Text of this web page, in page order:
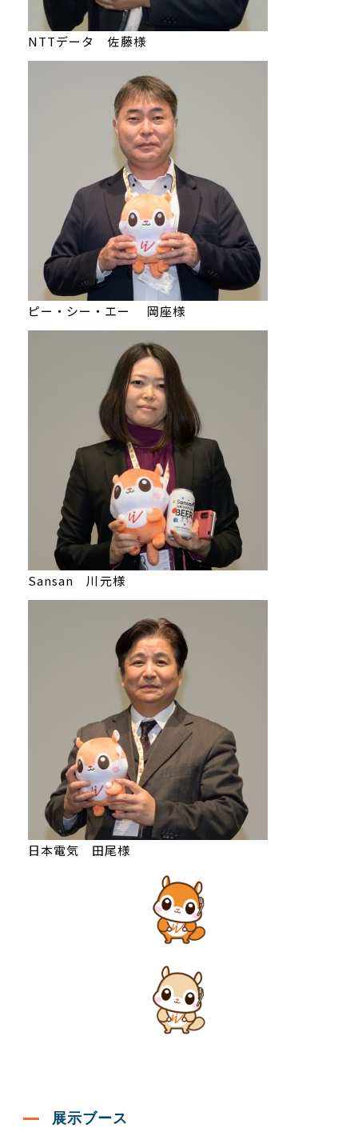
NTTデータ 佐藤様
ピー・シー・エー 岡座様
Sansan 川元様
日本電気 田尾様
展示ブース